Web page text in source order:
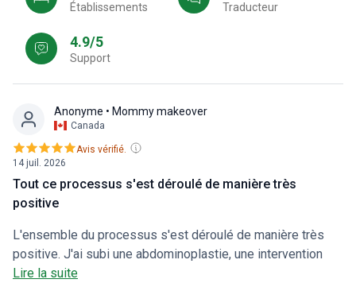
Établissements Traducteur
4.9/5
Support
Anonyme • Mommy makeover
Canada
14 juil. 2026
Avis vérifié.
Tout ce processus s'est déroulé de manière très
positive
L'ensemble du processus s'est déroulé de manière très
positive. J'ai subi une abdominoplastie, une intervention
mammaire et une liposuccion sur deux zones. Le personnel
Lire la suite